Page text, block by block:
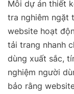
Mỗi dự án thiết
tra nghiêm ngặt
website hoạt
tải trang nhanh
dùng xuất sắc,
nghiệm người
bảo rằng